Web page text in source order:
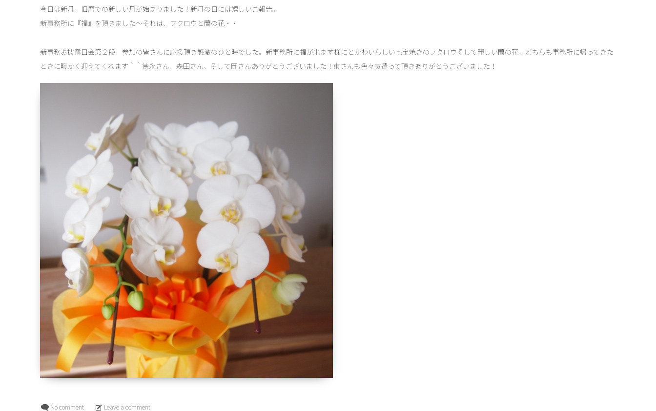
今日は新月、旧暦での新しい月が始まりました！新月の日には嬉しいご報告。
新事務所に『福』を頂きました～それは、フクロウと蘭の花・・
新事務お披露目会第２段 参加の皆さんに応援頂き感激のひと時でした。新事務所に福が来ます様にとかわいらしい七宝焼きのフクロウそして麗しい蘭の花、どちらも事務所に帰ってきた
ときに暖かく迎えてくれます＾＾徳永さん、森田さん、そして岡さんありがとうございました！東さんも色々気遣って頂きありがとうございました！
No comment Leave a comment